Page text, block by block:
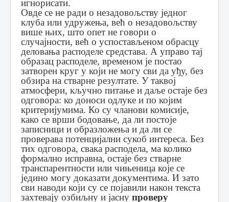
игнорисати.
Овде се не ради о незадовољству једног
клуба или удружења, већ о незадовољству
више њих, што опет не говори о
случајности, већ о успостављеном обрасцу
деловања расподеле средстава. А управо тај
образац расподеле, временом је постао
затворен круг у који не могу сви да уђу, без
обзира на стварне резултате. У таквој
атмосфери, кључно питање и даље остаје без
одговора: ко доноси одлуке и по којим
критеријумима. Ко су чланови комисије,
како се врши бодовање, да ли постоје
записници и образложења и да ли се
проверава потенцијални сукоб интереса. Без
тих одговора, свака расподела, ма колико
формално исправна, остаје без стварне
транспарентности или чињеница које се
једино могу доказати документима. И зато
сви наводи који су се појавили након текста
захтевају озбиљну и јасну проверу